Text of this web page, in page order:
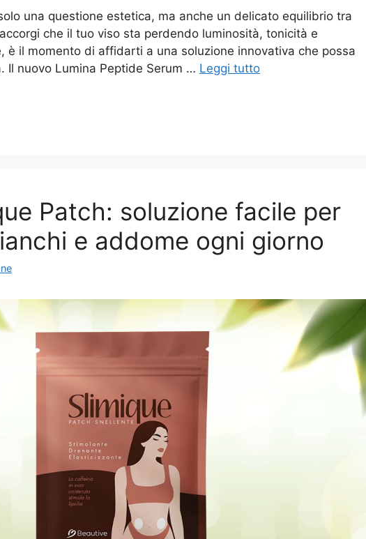
una questione estetica, ma anche un delicato equilibrio tra
che il tuo viso sta perdendo luminosità, tonicità e
è il momento di affidarti a una soluzione innovativa che possa
Il nuovo Lumina Peptide Serum … Leggi tutto
Patch: soluzione facile per
e addome ogni giorno